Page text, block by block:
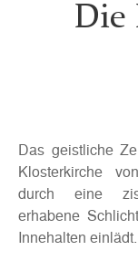
Die
Das geistliche
Klosterkirche
durch eine
erhabene
Innehalten einlädt.